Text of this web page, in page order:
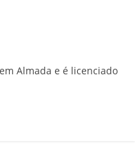
Almada e é licenciado